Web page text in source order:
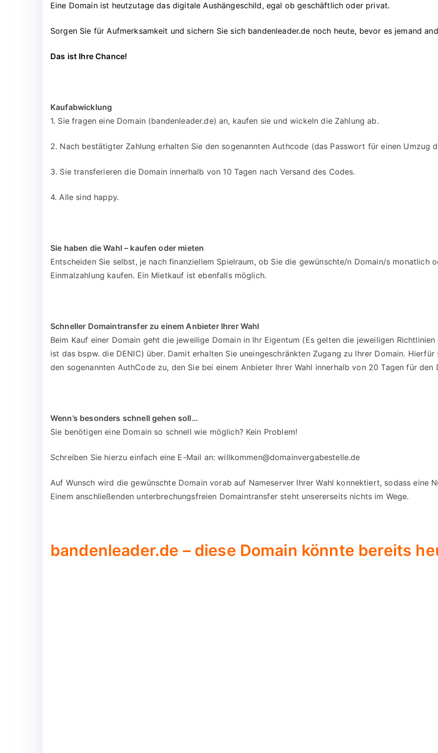
Eine Domain ist heutzutage das digitale Aushängeschild, egal ob geschäftlich oder privat.
Sorgen Sie für Aufmerksamkeit und sichern Sie sich bandenleader.de noch heute, bevor es jemand
Das ist Ihre Chance!
Kaufabwicklung
1. Sie fragen eine Domain (bandenleader.de) an, kaufen sie und wickeln die Zahlung ab.
2. Nach bestätigter Zahlung erhalten Sie den sogenannten Authcode (das Passwort für einen Umzug
3. Sie transferieren die Domain innerhalb von 10 Tagen nach Versand des Codes.
4. Alle sind happy.
Sie haben die Wahl – kaufen oder mieten
Entscheiden Sie selbst, je nach finanziellem Spielraum, ob Sie die gewünschte/n Domain/s monatlich
Einmalzahlung kaufen. Ein Mietkauf ist ebenfalls möglich.
Schneller Domaintransfer zu einem Anbieter Ihrer Wahl
Beim Kauf einer Domain geht die jeweilige Domain in Ihr Eigentum (Es gelten die jeweiligen
ist das bspw. die DENIC) über. Damit erhalten Sie uneingeschränkten Zugang zu Ihrer Domain.
den sogenannten AuthCode zu, den Sie bei einem Anbieter Ihrer Wahl innerhalb von 20 Tagen für den
Wenn’s besonders schnell gehen soll…
Sie benötigen eine Domain so schnell wie möglich? Kein Problem!
Schreiben Sie hierzu einfach eine E-Mail an:willkommen@domainvergabestelle.de
Auf Wunsch wird die gewünschte Domain vorab auf Nameserver Ihrer Wahl konnektiert, sodass eine
Einem anschließenden unterbrechungsfreien Domaintransfer steht unsererseits nichts im Wege.
bandenleader.de – diese Domain könnte bereits